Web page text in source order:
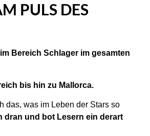
PULS DES
im Bereich Schlager im gesamten
bis hin zu Mallorca.
das, was im Leben der Stars so
dran und bot Lesern ein derart